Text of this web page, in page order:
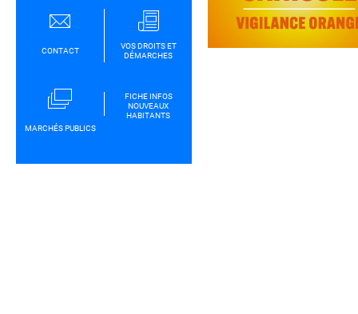
CONTACT
VOS DROITS ET
DÉMARCHES
MARCHÉS PUBLICS
FICHE INFOS
NOUVEAUX
HABITANTS